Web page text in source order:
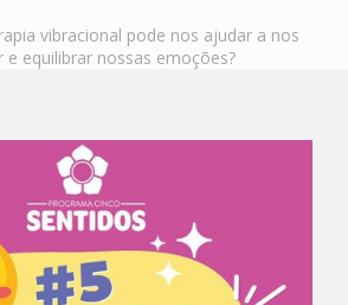
vibracional pode nos ajudar a nos
e equilibrar nossas emoções?